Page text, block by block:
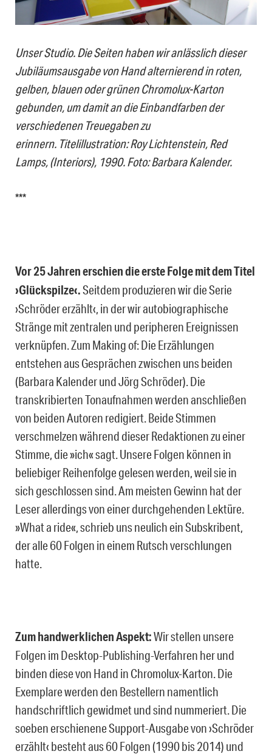
Unser Studio. Die Seiten haben wir anlässlich dieser
Jubiläumsausgabe von Hand alternierend in roten,
gelben, blauen oder grünen Chromolux-Karton
gebunden, um damit an die Einbandfarben der
verschiedenen Treuegaben zu
erinnern. Titelillustration: Roy Lichtenstein, Red
Lamps, (Interiors), 1990. Foto: Barbara Kalender.
***
Vor 25 Jahren erschien die erste Folge mit dem Titel
›Glückspilze‹.Seitdem produzieren wir die Serie
›Schröder erzählt‹, in der wir autobiographische
Stränge mit zentralen und peripheren Ereignissen
verknüpfen. Zum Making of: Die Erzählungen
entstehen aus Gesprächen zwischen uns beiden
(Barbara Kalender und Jörg Schröder). Die
transkribierten Tonaufnahmen werden anschließen
von beiden Autoren redigiert. Beide Stimmen
verschmelzen während dieser Redaktionen zu einer
Stimme, die »ich« sagt. Unsere Folgen können in
beliebiger Reihenfolge gelesen werden, weil sie in
sich geschlossen sind. Am meisten Gewinn hat der
Leser allerdings von einer durchgehenden Lektüre.
»What a ride«, schrieb uns neulich ein Subskribent,
der alle 60 Folgen in einem Rutsch verschlungen
hatte.
Zum handwerklichen Aspekt:Wir stellen unsere
Folgen im Desktop-Publishing-Verfahren her und
binden diese von Hand in Chromolux-Karton. Die
Exemplare werden den Bestellern namentlich
handschriftlich gewidmet und sind nummeriert. Die
soeben erschienene Support-Ausgabe von ›Schröder
erzählt‹ besteht aus 60 Folgen (1990 bis 2014) und